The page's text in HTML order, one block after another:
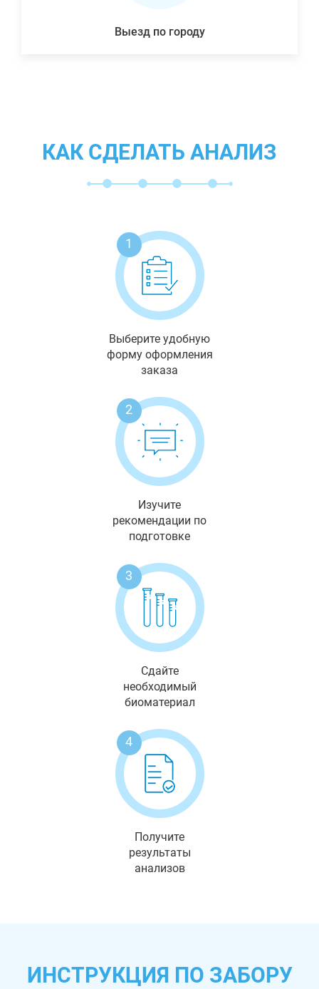
Выезд по городу
КАК СДЕЛАТЬ АНАЛИЗ
1
Выберите удобную
форму оформления
заказа
2
Изучите
рекомендации по
подготовке
3
Сдайте
необходимый
биоматериал
4
Получите
результаты
анализов
ИНСТРУКЦИЯ ПО ЗАБОРУ